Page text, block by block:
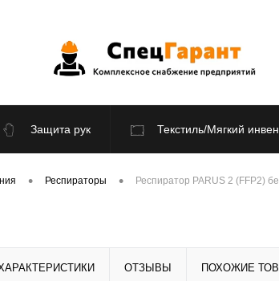
Защита рук Текстиль/Мягкий
По отраслям Распродажа
• Респираторы • Респиратор PARUS 2 (FFP2)
ОТЗЫВЫ ПОХОЖИЕ